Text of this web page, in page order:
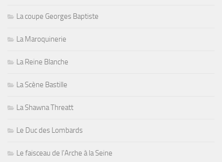
La coupe Georges Baptiste
La Maroquinerie
La Reine Blanche
La Scène Bastille
La Shawna Threatt
Le Duc des Lombards
Le faisceau de l'Arche à la Seine